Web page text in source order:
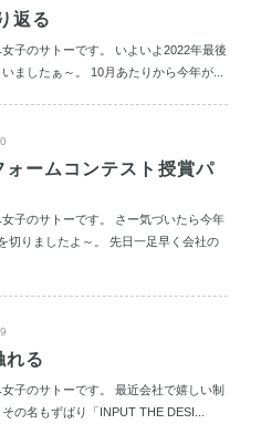
返る
子のサトーです。 いよいよ2022年最後
ましたぁ～。 10月あたりから今年が...
ォームコンテスト授賞パ
子のサトーです。 さー気づいたら今年
切りましたよ～。 先日一足早く会社の
れる
子のサトーです。 最近会社で嬉しい制
の名もずばり「INPUT THE DESI...